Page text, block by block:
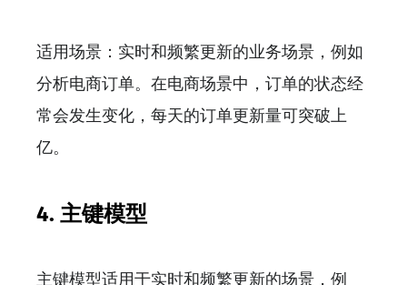
适用场景：实时和频繁更新的业务场景，例如
分析电商订单。在电商场景中，订单的状态经
常会发生变化，每天的订单更新量可突破上
亿。
4. 主键模型
主键模型适用于实时和频繁更新的场景，例